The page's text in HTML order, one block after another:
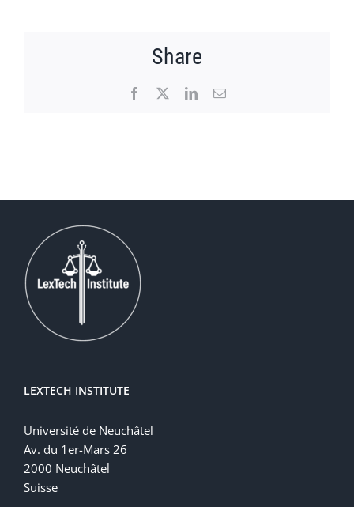
Share
Facebook LinkedInEmail
LEXTECH INSTITUTE
Université de Neuchâtel
Av. du 1er-Mars 26
2000 Neuchâtel
Suisse